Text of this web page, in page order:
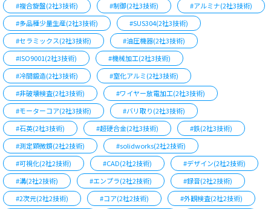
#複合旋盤(2社3技術)
#制御(2社3技術)
#アルミナ(2社3技術)
#多品種少量生産(2社3技術)
#SUS304(2社3技術)
#セラミックス(2社3技術)
#油圧機器(2社3技術)
#ISO9001(2社3技術)
#機械加工(2社3技術)
#冷間鍛造(2社3技術)
#窒化アルミ(2社3技術)
#非破壊検査(2社3技術)
#ワイヤー放電加工(2社3技術)
#モーターコア(2社3技術)
#バリ取り(2社3技術)
#石英(2社3技術)
#超硬合金(2社3技術)
#鉄(2社3技術)
#測定顕微鏡(2社2技術)
#solidworks(2社2技術)
#可視化(2社2技術)
#CAD(2社2技術)
#デザイン(2社2技術)
#溝(2社2技術)
#エンプラ(2社2技術)
#録音(2社2技術)
#2次元(2社2技術)
#コア(2社2技術)
#外観検査(2社2技術)